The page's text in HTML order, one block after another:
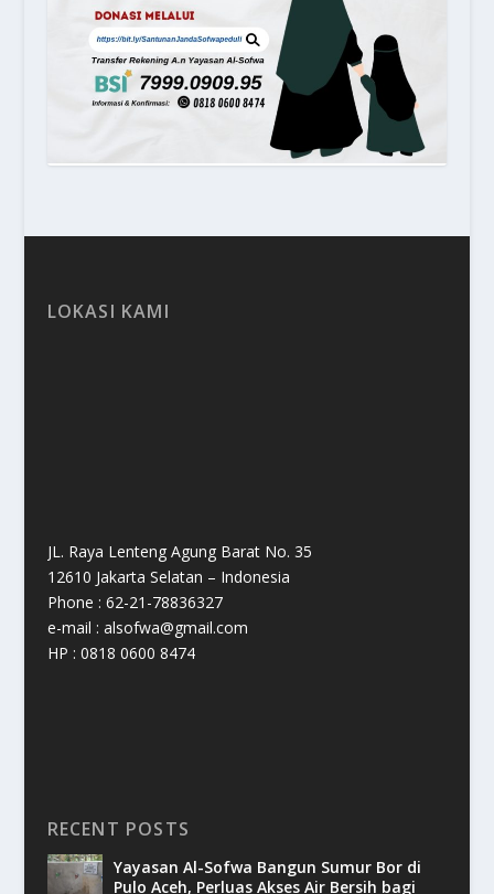
LOKASI KAMI
JL. Raya Lenteng Agung Barat No. 35
12610 Jakarta Selatan – Indonesia
Phone : 62-21-78836327
e-mail : alsofwa@gmail.com
HP : 0818 0600 8474
RECENT POSTS
Yayasan Al-Sofwa Bangun Sumur Bor di
Pulo Aceh, Perluas Akses Air Bersih bagi